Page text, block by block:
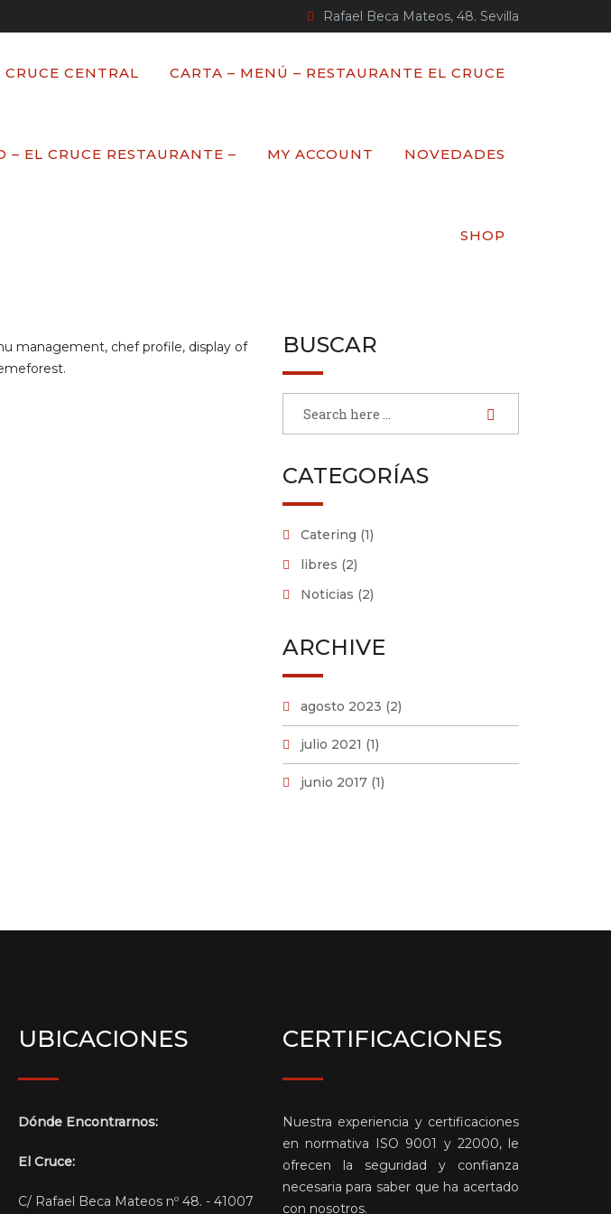
Rafael Beca Mateos, 48. Sevilla
CRUCE CENTRAL CARTA – MENÚ – RESTAURANTE EL CRUCE
– EL CRUCE RESTAURANTE – MY ACCOUNT NOVEDADES
SHOP
management, chef profile, display of
BUSCAR
CATEGORÍAS
Catering (1)
libres (2)
Noticias (2)
ARCHIVE
agosto 2023 (2)
julio 2021 (1)
junio 2017(1)
UBICACIONES
Dónde Encontrarnos:
El Cruce:
C/ Rafael Beca Mateos nº 48. - 41007
CERTIFICACIONES
Nuestra experiencia y certificaciones
en normativa ISO 9001 y 22000, le
ofrecen la seguridad y confianza
necesaria para saber que ha acertado
con nosotros.